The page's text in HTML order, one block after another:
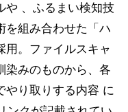
や 、ふるまい検知技
を組み合わせた「ハ
用。ファイルスキャ
染みのものから、各
やり取りする内容 に